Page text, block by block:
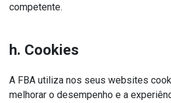
competente.
h. Cookies
A FBA utiliza nos seus websites
melhorar o desempenho e a